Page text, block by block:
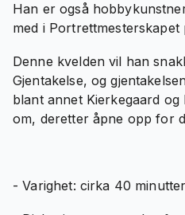
Han er også
med i Portrettmesterskapet
Denne kvelden vil han
Gjentakelse, og
blant annet Kierkegaard
om, deretter åpne opp for
- Varighet: cirka 40